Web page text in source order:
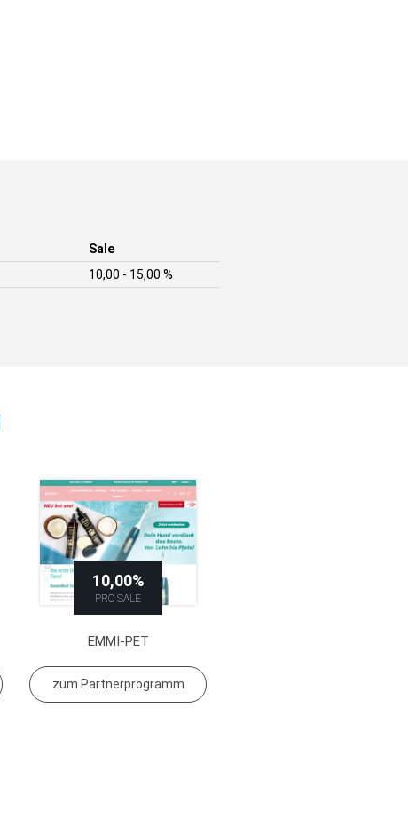
Sale
10,00 - 15,00 %
10,00%
PRO SALE
EMMI-PET
zum Partnerprogramm